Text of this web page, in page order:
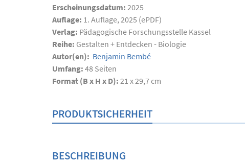
Erscheinungsdatum: 2025
Auflage: 1. Auflage, 2025 (ePDF)
Verlag: Pädagogische Forschungsstelle Kassel
Reihe: Gestalten + Entdecken - Biologie
Autor(en): Benjamin Bembé
Umfang: 48 Seiten
Format (B x H x D): 21 x 29,7 cm
PRODUKTSICHERHEIT
BESCHREIBUNG